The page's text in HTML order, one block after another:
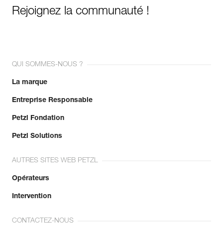
Rejoignez la communauté !
QUI SOMMES-NOUS ?
La marque
Entreprise Responsable
Petzl Fondation
Petzl Solutions
AUTRES SITES WEB PETZL
Opérateurs
Intervention
CONTACTEZ-NOUS